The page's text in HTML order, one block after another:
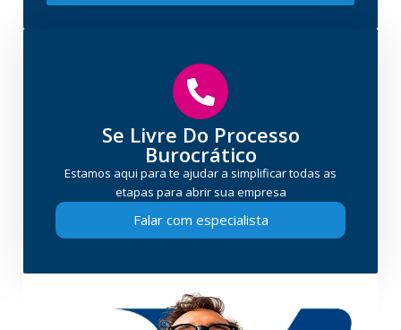
Se Livre Do Processo
Burocrático
Estamos aqui para te ajudar a simplificar todas as
etapas para abrir sua empresa
Falar com especialista